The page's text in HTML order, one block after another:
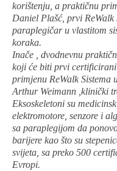
korištenju, a praktičnu
Daniel Plašć, prvi
paraplegičar u vlastitom
koraka.
Inače , dvodnevnu
koji će biti prvi
primjenu ReWalk
Arthur Weimann ,klinički
Eksoskeletoni su
elektromotore, senzore i
sa paraplegijom da
barijere kao što su
svijeta, sa preko 500
Evropi.